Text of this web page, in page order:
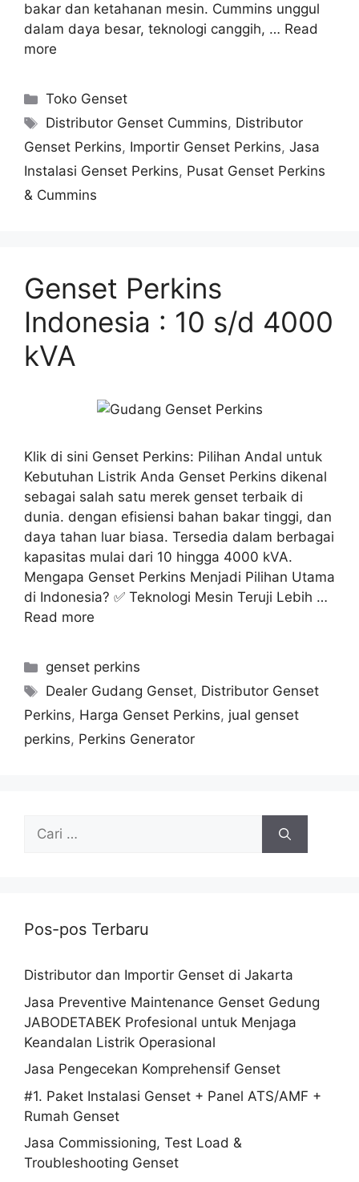
bakar dan ketahanan mesin. Cummins unggul
dalam daya besar, teknologi canggih, … Read
more
Toko Genset
Distributor Genset Cummins, Distributor
Genset Perkins, Importir Genset Perkins, Jasa
Instalasi Genset Perkins, Pusat Genset Perkins
& Cummins
Genset Perkins
Indonesia : 10 s/d 4000
kVA
Klik di sini Genset Perkins: Pilihan Andal untuk
Kebutuhan Listrik Anda Genset Perkins dikenal
sebagai salah satu merek genset terbaik di
dunia. dengan efisiensi bahan bakar tinggi, dan
daya tahan luar biasa. Tersedia dalam berbagai
kapasitas mulai dari 10 hingga 4000 kVA.
Mengapa Genset Perkins Menjadi Pilihan Utama
di Indonesia? ✅ Teknologi Mesin Teruji Lebih …
Read more
genset perkins
Dealer Gudang Genset, Distributor Genset
Perkins, Harga Genset Perkins, jual genset
perkins, Perkins Generator
Pos-pos Terbaru
Distributor dan Importir Genset di Jakarta
Jasa Preventive Maintenance Genset Gedung
JABODETABEK Profesional untuk Menjaga
Keandalan Listrik Operasional
Jasa Pengecekan Komprehensif Genset
#1. Paket Instalasi Genset + Panel ATS/AMF +
Rumah Genset
Jasa Commissioning, Test Load &
Troubleshooting Genset